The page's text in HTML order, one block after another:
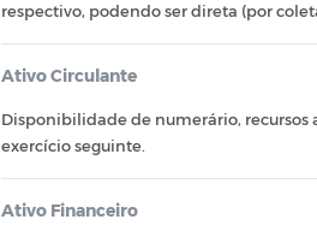
respectivo, podendo ser direta (por
Ativo Circulante
Disponibilidade de numerário, recursos
exercício seguinte.
Ativo Financeiro